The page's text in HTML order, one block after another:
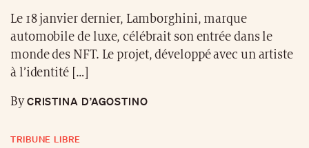
Le 18 janvier dernier, Lamborghini, marque
automobile de luxe, célébrait son entrée dans le
monde des NFT. Le projet, développé avec un artiste
à l’identité […]
ByCRISTINA D’AGOSTINO
TRIBUNE LIBRE